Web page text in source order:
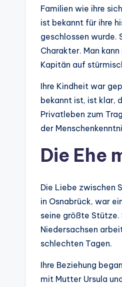
Familien wie ihre
ist bekannt für ihre
geschlossen wurde.
Charakter. Man
Kapitän auf
Ihre Kindheit war
bekannt ist, ist klar,
Privatleben zum
der
Die Ehe
Die Liebe zwischen
in Osnabrück, war
seine größte Stütze.
Niedersachsen
schlechten Tagen.
Ihre Beziehung
mit Mutter Ursula